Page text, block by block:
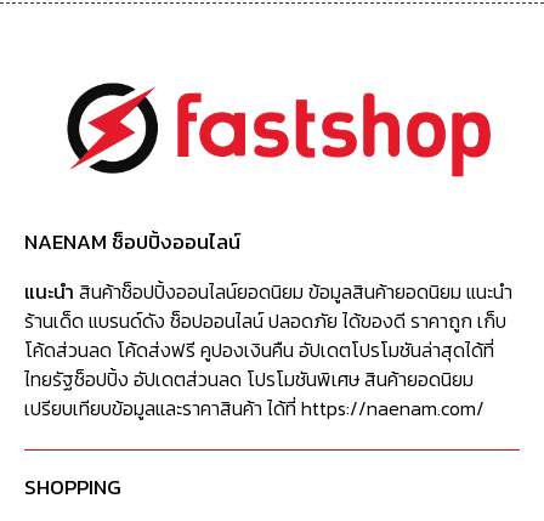
NAENAM ช็อปปิ้งออนไลน์
แนะนำ สินค้าช็อปปิ้งออนไลน์ยอดนิยม ข้อมูลสินค้ายอดนิยม แนะนำ
ร้านเด็ด แบรนด์ดัง ช็อปออนไลน์ ปลอดภัย ได้ของดี ราคาถูก เก็บ
โค้ดส่วนลด โค้ดส่งฟรี คูปองเงินคืน อัปเดตโปรโมชันล่าสุดได้ที่
ไทยรัฐช็อปปิ้ง อัปเดตส่วนลด โปรโมชันพิเศษ สินค้ายอดนิยม
เปรียบเทียบข้อมูลและราคาสินค้า ได้ที่ https://naenam.com/
SHOPPING